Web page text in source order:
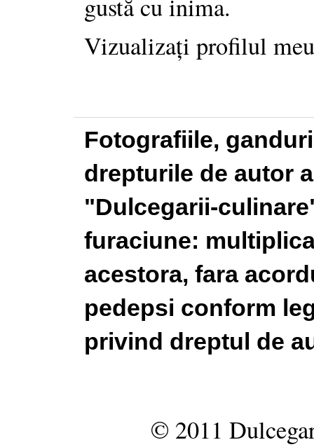
gustă cu inima.
Vizualizați profilul
Fotografiile,
drepturile de autor
"Dulcegarii-
furaciune:
acestora, fara
pedepsi conform
privind dreptul de
© 2011